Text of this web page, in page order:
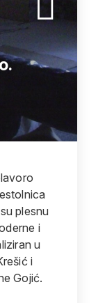
plesnu
i
u
i
Gojić.